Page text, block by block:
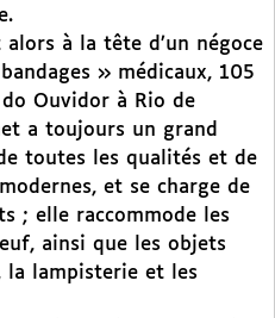
alors à la tête d’un négoce
» médicaux, 105
Ouvidor à Rio de
a toujours un grand
toutes les qualités et de
et se charge de
; elle raccommode les
ainsi que les objets
la lampisterie et les